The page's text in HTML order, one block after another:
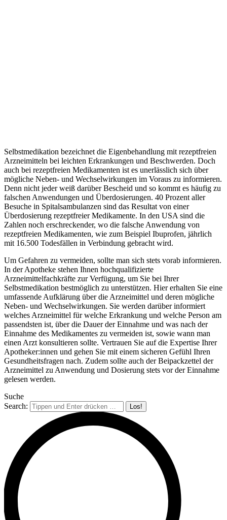
Selbstmedikation bezeichnet die Eigenbehandlung mit rezeptfreien
Arzneimitteln bei leichten Erkrankungen und Beschwerden. Doch
auch bei rezeptfreien Medikamenten ist es unerlässlich sich über
mögliche Neben- und Wechselwirkungen im Voraus zu informieren.
Denn nicht jeder weiß darüber Bescheid und so kommt es häufig zu
falschen Anwendungen und Überdosierungen. 40 Prozent aller
Besuche in Spitalsambulanzen sind das Resultat von einer
Überdosierung rezeptfreier Medikamente. In den USA sind die
Zahlen noch erschreckender, wo die falsche Anwendung von
rezeptfreien Medikamenten, wie zum Beispiel Ibuprofen, jährlich
mit 16.500 Todesfällen in Verbindung gebracht wird.
Um Gefahren zu vermeiden, sollte man sich stets vorab informieren.
In der Apotheke stehen Ihnen hochqualifizierte
Arzneimittelfachkräfte zur Verfügung, um Sie bei Ihrer
Selbstmedikation bestmöglich zu unterstützen. Hier erhalten Sie eine
umfassende Aufklärung über die Arzneimittel und deren mögliche
Neben- und Wechselwirkungen. Sie werden darüber informiert
welches Arzneimittel für welche Erkrankung und welche Person am
passendsten ist, über die Dauer der Einnahme und was nach der
Einnahme des Medikamentes zu vermeiden ist, sowie wann man
einen Arzt konsultieren sollte. Vertrauen Sie auf die Expertise Ihrer
Apotheker:innen und gehen Sie mit einem sicheren Gefühl Ihren
Gesundheitsfragen nach. Zudem sollte auch der Beipackzettel der
Arzneimittel zu Anwendung und Dosierung stets vor der Einnahme
gelesen werden.
Suche
Search: